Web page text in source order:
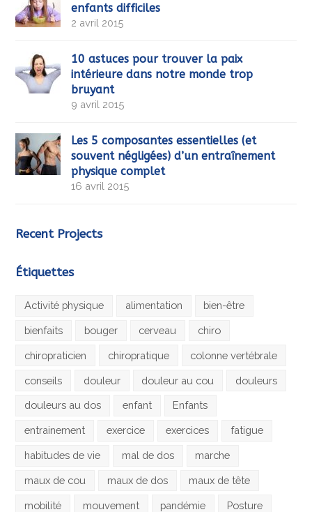
enfants difficiles
2 avril 2015
10 astuces pour trouver la paix
intérieure dans notre monde trop
bruyant
9 avril 2015
Les 5 composantes essentielles (et
souvent négligées) d’un entraînement
physique complet
16 avril 2015
Recent Projects
Étiquettes
Activité physique alimentation bien-être
bienfaits bouger cerveau chiro
chiropraticien chiropratique colonne vertébrale
conseils douleur douleur au cou douleurs
douleurs au dos enfant Enfants
entrainement exercice exercices fatigue
habitudes de vie mal de dos marche
maux de cou maux de dos maux de tête
mobilité mouvement pandémie Posture